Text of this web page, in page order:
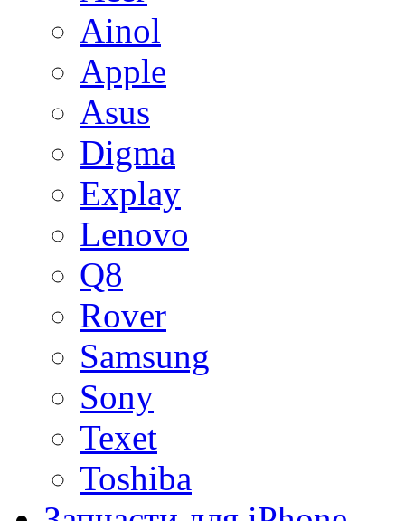
Ainol
Apple
Asus
Digma
Explay
Lenovo
Q8
Rover
Samsung
Sony
Texet
Toshiba